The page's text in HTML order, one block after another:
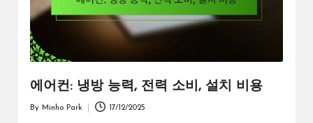
에어컨: 냉방 능력, 전력 소비, 설치 비용
By Minho Park 17/12/2025